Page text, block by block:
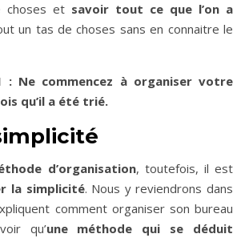
choses et savoir tout ce que l’on a
un tas de choses sans en connaitre le
: Ne commencez à organiser votre
qu’il a été trié.
d’organisation, toutefois, il est
la simplicité. Nous y reviendrons dans
comment organiser son bureau
qu’une
méthode qui se déduit